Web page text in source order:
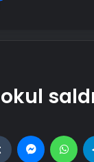
Tumblr Messenger